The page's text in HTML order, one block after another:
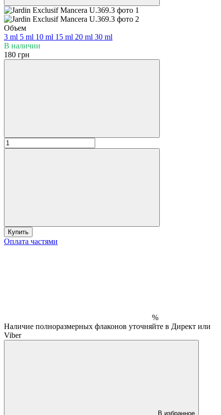
Объем
3 ml 5 ml 10 ml 15 ml 20 ml 30 ml
В наличии
180 грн
Купить
Оплата частями
%
Наличие полноразмерных флаконов уточняйте в Директ или
Viber
В избранное